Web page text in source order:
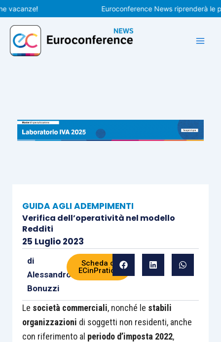
Vai
al
contenuto
Euroconference News riprenderà le
GUIDA AGLI ADEMPIMENTI
Verifica dell’operatività nel modello
Redditi
25 Luglio 2023
di
Alessandro
Bonuzzi
Scheda di
ECinPratica
Le società commerciali, nonché le stabili
organizzazioni di soggetti non residenti, anche
con riferimento al periodo d’imposta 2022,